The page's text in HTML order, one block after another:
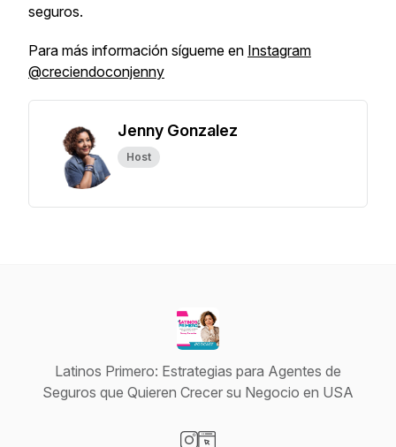
seguros.
Para más información sígueme en Instagram
@creciendoconjenny
Jenny Gonzalez
Host
Latinos Primero: Estrategias para Agentes de
Seguros que Quieren Crecer su Negocio en USA